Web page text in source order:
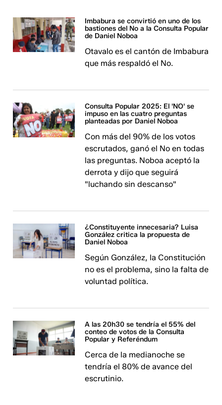
Imbabura se convirtió en uno de los
bastiones del No a la Consulta Popular
de Daniel Noboa
Otavalo es el cantón de Imbabura
que más respaldó el No.
Consulta Popular 2025: El 'NO' se
impuso en las cuatro preguntas
planteadas por Daniel Noboa
Con más del 90% de los votos
escrutados, ganó el No en todas
las preguntas. Noboa aceptó la
derrota y dijo que seguirá
"luchando sin descanso"
¿Constituyente innecesaria? Luisa
González critica la propuesta de
Daniel Noboa
Según González, la Constitución
no es el problema, sino la falta de
voluntad política.
A las 20h30 se tendría el 55% del
conteo de votos de la Consulta
Popular y Referéndum
Cerca de la medianoche se
tendría el 80% de avance del
escrutinio.